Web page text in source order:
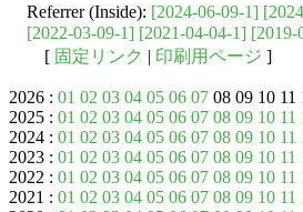
Referrer (Inside): [2024-06-09-1]
[2022-03-09-1] [2021-04-04-1] [2019-
[ 固定リンク | 印刷用ページ ]
2026 : 01 02 03 04 05 06 07 08 09 10 11
2025 : 01 02 03 04 05 06 07 08 09 10 11
2024 : 01 02 03 04 05 06 07 08 09 10 11
2023 : 01 02 03 04 05 06 07 08 09 10 11
2022 : 01 02 03 04 05 06 07 08 09 10 11
2021 : 01 02 03 04 05 06 07 08 09 10 11